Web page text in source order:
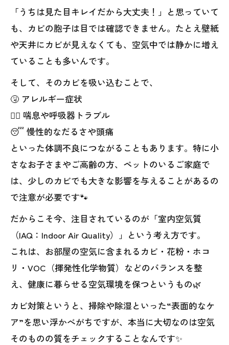
「うちは見た目キレイだから大丈夫！」と思っていて
も、カビの胞子は目では確認できません。たとえ壁紙
や天井にカビが見えなくても、空気中では静かに増え
ていることも多いんです。
そして、そのカビを吸い込むことで、
🤧 アレルギー症状
😮‍💨 喘息や呼吸器トラブル
😴 慢性的なだるさや頭痛
といった体調不良につながることもあります。特に小
さなお子さまやご高齢の方、ペットのいるご家庭で
は、少しのカビでも大きな影響を与えることがあるの
で注意が必要です🐾
だからこそ今、注目されているのが「室内空気質
（IAQ：Indoor Air Quality）」という考え方です。
これは、お部屋の空気に含まれるカビ・花粉・ホコ
リ・VOC（揮発性化学物質）などのバランスを整
え、健康に暮らせる空気環境を保つというもの🌿
カビ対策というと、掃除や除湿といった“表面的なケ
ア”を思い浮かべがちですが、本当に大切なのは空気
そのものの質をチェックすることなんです✨